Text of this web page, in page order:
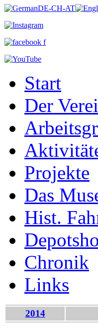
Start
Der
Projekte
Das
Hist.
Chronik
Links
2014